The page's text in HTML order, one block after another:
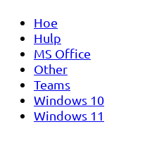
Hoe
Hulp
MS Office
Other
Teams
Windows 10
Windows 11